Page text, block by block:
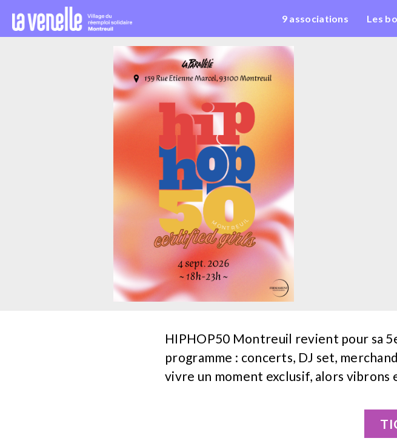
9 associations Les
HIPHOP50 Montreuil revient pour sa
programme : concerts, DJ set,
vivre un moment exclusif, alors vibrons